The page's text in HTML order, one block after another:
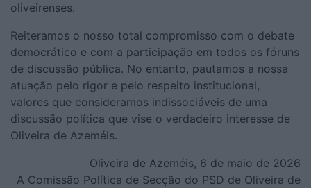
oliveirenses.
Reiteramos o nosso total compromisso com o debate
democrático e com a participação em todos os fóruns
de discussão pública. No entanto, pautamos a nossa
atuação pelo rigor e pelo respeito institucional,
valores que consideramos indissociáveis de uma
discussão política que vise o verdadeiro interesse de
Oliveira de Azeméis.
Oliveira de Azeméis, 6 de maio de 2026
A Comissão Política de Secção do PSD de Oliveira de